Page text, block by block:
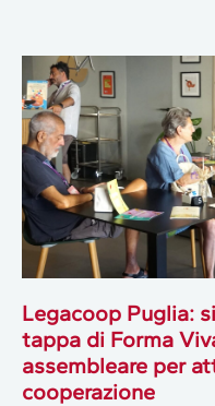
Legacoop Puglia:
tappa di Forma
assembleare per
cooperazione